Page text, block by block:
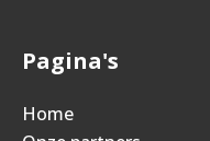
Pagina's
Home